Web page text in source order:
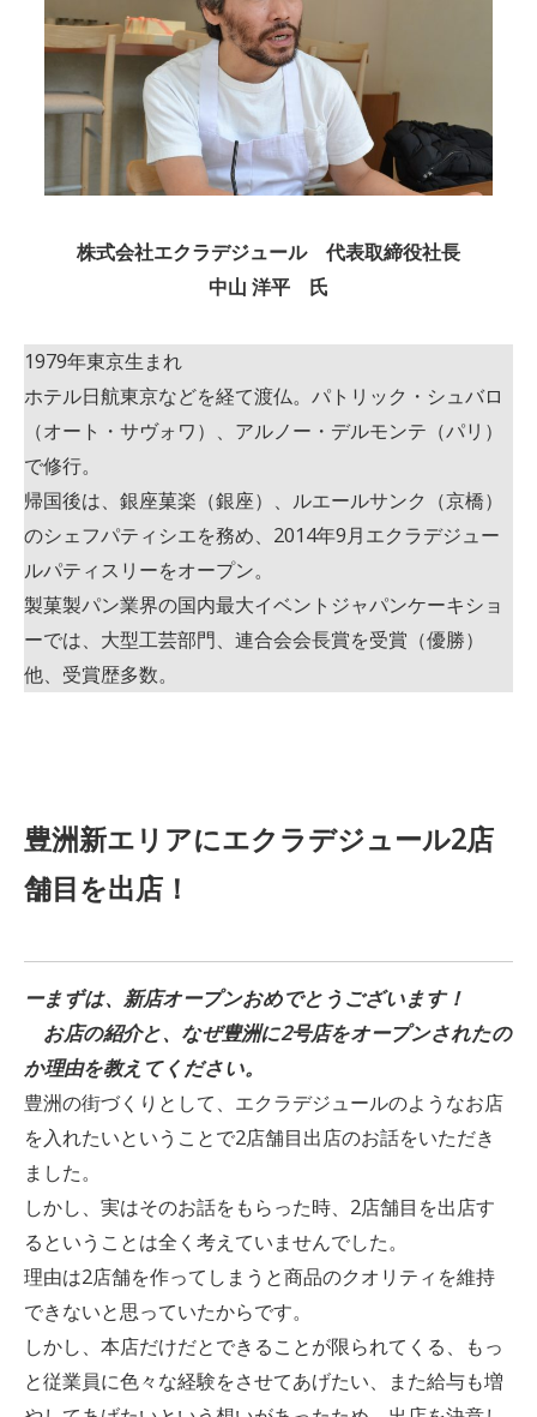
株式会社エクラデジュール 代表取締役社長
中山 洋平 氏
1979年東京生まれ
ホテル日航東京などを経て渡仏。パトリック・シュバロ
（オート・サヴォワ）、アルノー・デルモンテ（パリ）
で修行。
帰国後は、銀座菓楽（銀座）、ルエールサンク（京橋）
のシェフパティシエを務め、2014年9月エクラデジュー
ルパティスリーをオープン。
製菓製パン業界の国内最大イベントジャパンケーキショ
ーでは、大型工芸部門、連合会会長賞を受賞（優勝）
他、受賞歴多数。
豊洲新エリアにエクラデジュール2店
舗目を出店！
ーまずは、新店オープンおめでとうございます！
お店の紹介と、なぜ豊洲に2号店をオープンされたの
か理由を教えてください。
豊洲の街づくりとして、エクラデジュールのようなお店
を入れたいということで2店舗目出店のお話をいただき
ました。
しかし、実はそのお話をもらった時、2店舗目を出店す
るということは全く考えていませんでした。
理由は2店舗を作ってしまうと商品のクオリティを維持
できないと思っていたからです。
しかし、本店だけだとできることが限られてくる、もっ
と従業員に色々な経験をさせてあげたい、また給与も増